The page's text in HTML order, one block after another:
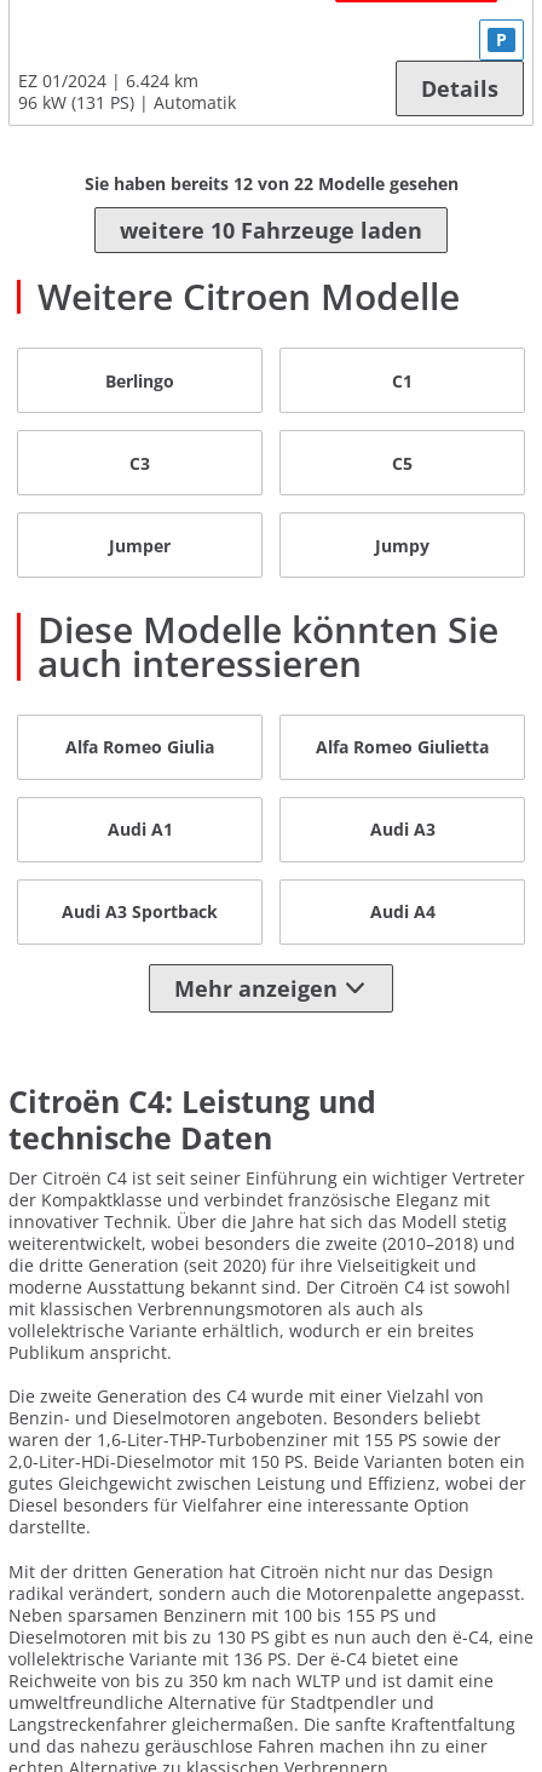
EZ 01/2024
6.424 km
96 kW (131 PS)
Automatik
P
Details
Sie haben bereits 12von 22Modelle gesehen
weitere 10 Fahrzeuge laden
Weitere Citroen Modelle
Berlingo C1
C3 C5
Jumper Jumpy
Diese Modelle könnten Sie
auch interessieren
Alfa Romeo Giulia Alfa Romeo Giulietta
Audi A1 Audi A3
Audi A3 Sportback Audi A4
Mehr anzeigen
Citroën C4: Leistung und
technische Daten
Der Citroën C4 ist seit seiner Einführung ein wichtiger Vertreter
der Kompaktklasse und verbindet französische Eleganz mit
innovativer Technik. Über die Jahre hat sich das Modell stetig
weiterentwickelt, wobei besonders die zweite (2010–2018) und
die dritte Generation (seit 2020) für ihre Vielseitigkeit und
moderne Ausstattung bekannt sind. Der Citroën C4 ist sowohl
mit klassischen Verbrennungsmotoren als auch als
vollelektrische Variante erhältlich, wodurch er ein breites
Publikum anspricht.
Die zweite Generation des C4 wurde mit einer Vielzahl von
Benzin- und Dieselmotoren angeboten. Besonders beliebt
waren der 1,6-Liter-THP-Turbobenziner mit 155 PS sowie der
2,0-Liter-HDi-Dieselmotor mit 150 PS. Beide Varianten boten ein
gutes Gleichgewicht zwischen Leistung und Effizienz, wobei der
Diesel besonders für Vielfahrer eine interessante Option
darstellte.
Mit der dritten Generation hat Citroën nicht nur das Design
radikal verändert, sondern auch die Motorenpalette angepasst.
Neben sparsamen Benzinern mit 100 bis 155 PS und
Dieselmotoren mit bis zu 130 PS gibt es nun auch den ë-C4, eine
vollelektrische Variante mit 136 PS. Der ë-C4 bietet eine
Reichweite von bis zu 350 km nach WLTP und ist damit eine
umweltfreundliche Alternative für Stadtpendler und
Langstreckenfahrer gleichermaßen. Die sanfte Kraftentfaltung
und das nahezu geräuschlose Fahren machen ihn zu einer
echten Alternative zu klassischen Verbrennern.